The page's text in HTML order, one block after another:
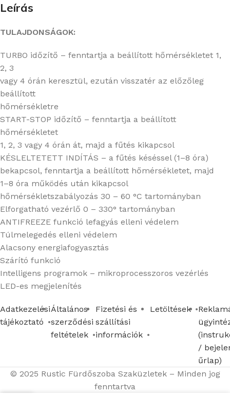
Leírás
TULAJDONSÁGOK:
TURBO időzítő – fenntartja a beállított hőmérsékletet 1,
2, 3
vagy 4 órán keresztül, ezután visszatér az előzőleg
beállított
hőmérsékletre
START-STOP időzítő – fenntartja a beállított
hőmérsékletet
1, 2, 3 vagy 4 órán át, majd a fűtés kikapcsol
KÉSLELTETETT INDÍTÁS – a fűtés késéssel (1–8 óra)
bekapcsol, fenntartja a beállított hőmérsékletet, majd
1–8 óra működés után kikapcsol
hőmérsékletszabályozás 30 – 60 °C tartományban
Elforgatható vezérlő 0 – 330° tartományban
ANTIFREEZE funkció lefagyás elleni védelem
Túlmelegedés elleni védelem
Alacsony energiafogyasztás
Szárító funkció
Intelligens programok – mikroprocesszoros vezérlés
LED-es megjelenítés
Adatkezelési
tájékoztató
Általános
szerződési
feltételek
Fizetési és
szállítási
információk
Letöltések
/
űrlap)
© 2025 Rustic Fürdőszoba Szaküzletek – Minden jog
fenntartva